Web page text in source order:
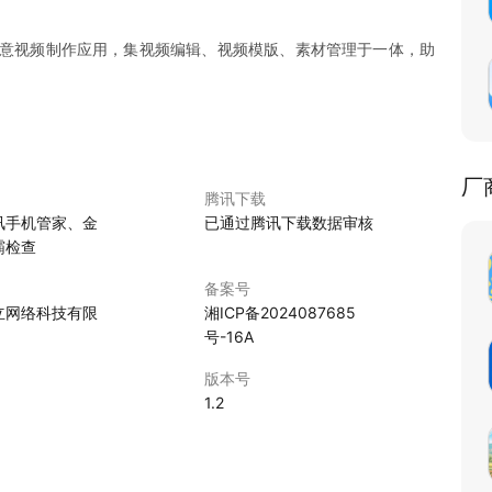
视频制作应用，集视频编辑、视频模版、素材管理于一体，助
手机管家、金
检查
腾讯下载
已通过腾讯下载数据审核
网络科技有限
备案号
湘ICP备2024087685
号-16A
版本号
1.2
厂